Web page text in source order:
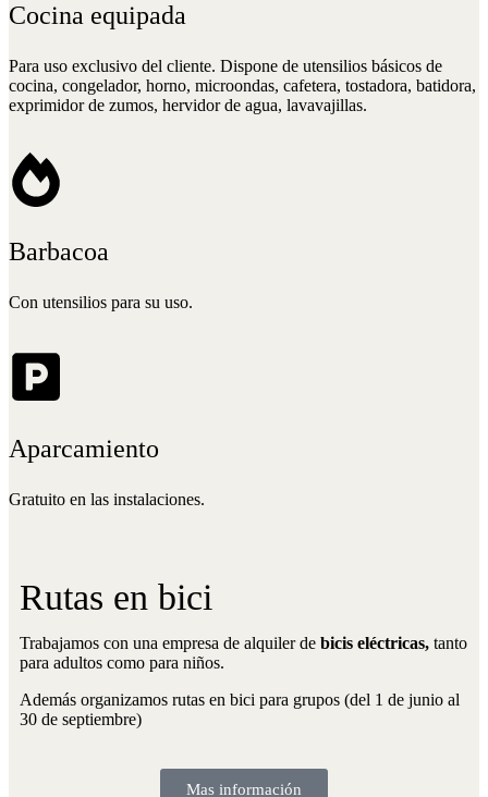
Cocina equipada
Para uso exclusivo del cliente. Dispone de utensilios básicos de
cocina, congelador, horno, microondas, cafetera, tostadora, batidora,
exprimidor de zumos, hervidor de agua, lavavajillas.
Barbacoa
Con utensilios para su uso.
Aparcamiento
Gratuito en las instalaciones.
Rutas en bici
Trabajamos con una empresa de alquiler de bicis eléctricas, tanto
para adultos como para niños.
Además organizamos rutas en bici para grupos (del 1 de junio al
30 de septiembre)
Mas información